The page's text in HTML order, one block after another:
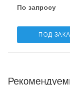
По запросу
ПОД